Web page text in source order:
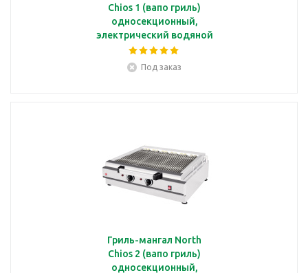
Chios 1 (вапо гриль)
односекционный,
электрический водяной
с решеткой-ТЭНом
28,5*47,5 см
Под заказ
Гриль-мангал North
Chios 2 (вапо гриль)
односекционный,